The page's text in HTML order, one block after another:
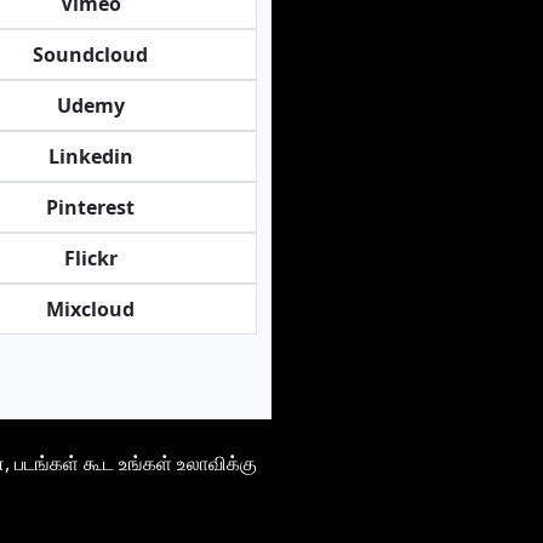
Soundcloud
Udemy
Linkedin
Pinterest
Flickr
Mixcloud
படங்கள் கூட உங்கள் உலாவிக்கு